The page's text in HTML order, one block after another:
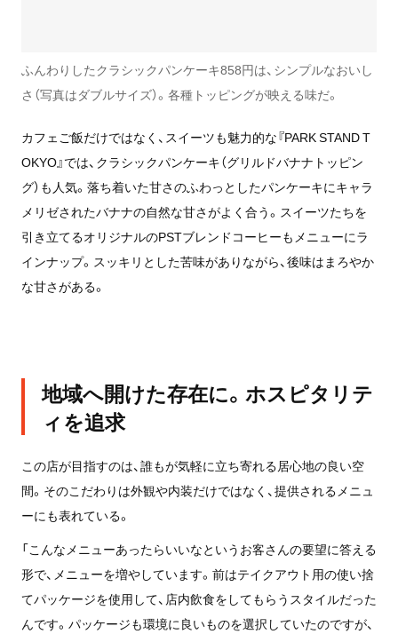
ふんわりしたクラシックパンケーキ858円は、シンプルなおいし
さ（写真はダブルサイズ）。各種トッピングが映える味だ。
カフェご飯だけではなく、スイーツも魅力的な『PARK STAND T
OKYO』では、クラシックパンケーキ（グリルドバナナトッピン
グ）も人気。落ち着いた甘さのふわっとしたパンケーキにキャラ
メリゼされたバナナの自然な甘さがよく合う。スイーツたちを
引き立てるオリジナルのPSTブレンドコーヒーもメニューにラ
インナップ。スッキリとした苦味がありながら、後味はまろやか
な甘さがある。
地域へ開けた存在に。ホスピタリテ
ィを追求
この店が目指すのは、誰もが気軽に立ち寄れる居心地の良い空
間。そのこだわりは外観や内装だけではなく、提供されるメニュ
ーにも表れている。
「こんなメニューあったらいいなというお客さんの要望に答える
形で、メニューを増やしています。前はテイクアウト用の使い捨
てパッケージを使用して、店内飲食をしてもらうスタイルだった
んです。パッケージも環境に良いものを選択していたのですが、